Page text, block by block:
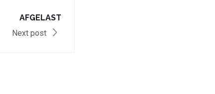
AFGELAST
Next post